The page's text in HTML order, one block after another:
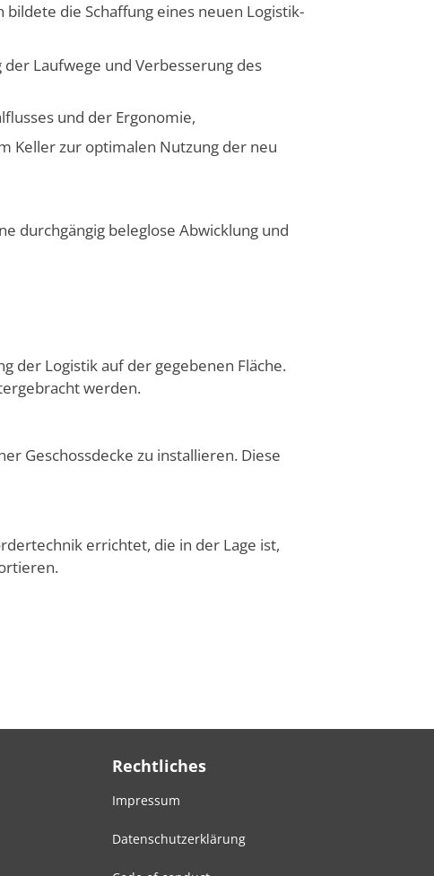
die Schaffung eines neuen Logistik-
Laufwege und Verbesserung des
und der Ergo­nomie,
Keller zur optimalen Nutzung der neu
durchgängig beleglose Abwick­lung und
der Logistik auf der gegebenen Fläche.
werden.
Geschossdecke zu installieren. Diese
er­richtet, die in der Lage ist,
Rechtliches
Impressum
Datenschutzerklärung